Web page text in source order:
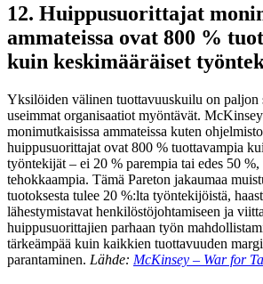
12. Huippusuorittajat
ammateissa ovat 800 %
kuin keskimääräiset
Yksilöiden välinen tuottavuuskuilu on paljon
useimmat organisaatiot myöntävät.
monimutkaisissa ammateissa kuten
huippusuorittajat ovat 800 % tuottavampia
työntekijät – ei 20 % parempia tai edes 50 %,
tehokkaampia. Tämä Pareton jakaumaa
tuotoksesta tulee 20 %:lta työntekijöistä,
lähestymistavat henkilöstöjohtamiseen ja
huippusuorittajien parhaan työn
tärkeämpää kuin kaikkien tuottavuuden
parantaminen. Lähde: McKinsey – War for